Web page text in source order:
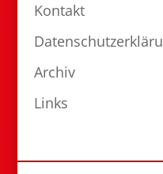
Kontakt
Archiv
Links